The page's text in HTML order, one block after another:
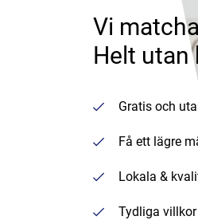
Vi
Helt utan
Gratis och
Få ett lägre
Lokala &
Tydliga